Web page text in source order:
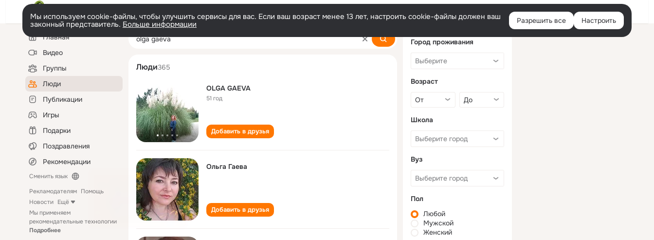
Войти
Мы используем cookie-файлы, чтобы улучшить сервисы для вас. Если ваш возраст менее 13 лет, настроить cookie-файлы должен ваш
законный представитель. Больше информации Разрешить все Настроить
Левая
колонкаГлавная
Видео
Группы
Люди
Публикации
Игры
Подарки
Поздравления
Рекомендации
Сменить язык
Рекламодателям Помощь
Новости Ещё
Мы применяем
рекомендательные технологии
Подробнее
olga gaeva
Люди365
OLGA GAEVA
51 год
Добавить в друзья
Ольга Гаева
Добавить в друзья
Город проживания
Возраст
Школа
Вуз
Пол
Любой
Мужской
Женский